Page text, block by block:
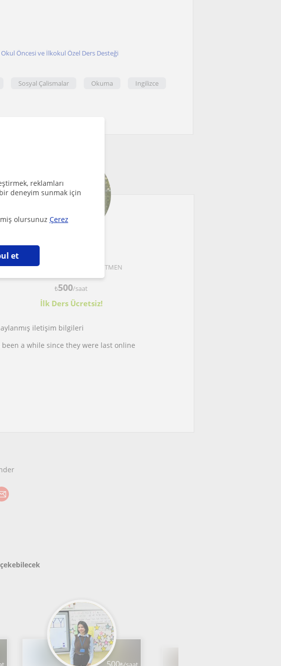
reklamları
deneyim sunmak için
olursunuz Çerez
et
Öncesi ve İlkokul Özel Ders Desteği
Sosyal Çalismalar Okuma Ingilizce
27 Yaş deneyim ile ÖĞRETMEN
₺500/saat
İlk Ders Ücretsiz!
iletişim bilgileri
been a while since they were last online